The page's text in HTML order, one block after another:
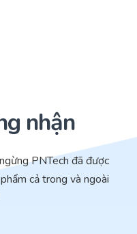
nhận
PNTech đã được
cả trong và ngoài